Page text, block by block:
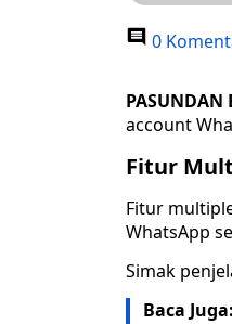
0
PASUNDAN
account
Fitur
Fitur
WhatsApp
Simak
Baca Juga: